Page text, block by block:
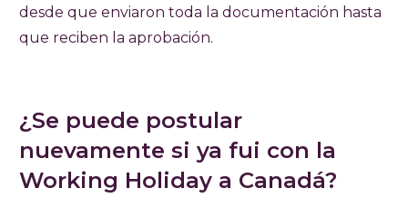
desde que enviaron toda la documentación hasta
que reciben la aprobación.
¿Se puede postular
nuevamente si ya fui con la
Working Holiday a Canadá?